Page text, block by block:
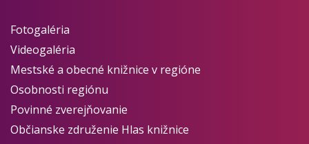
Fotogaléria
Videogaléria
Mestské a obecné knižnice v regióne
Osobnosti regiónu
Povinné zverejňovanie
Občianske združenie Hlas knižnice